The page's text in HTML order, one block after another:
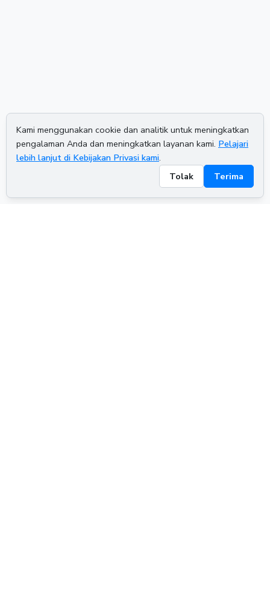
Kami menggunakan cookie dan analitik untuk meningkatkan
pengalaman Anda dan meningkatkan layanan kami. Pelajari
lebih lanjut di Kebijakan Privasi kami.
Tolak
Terima